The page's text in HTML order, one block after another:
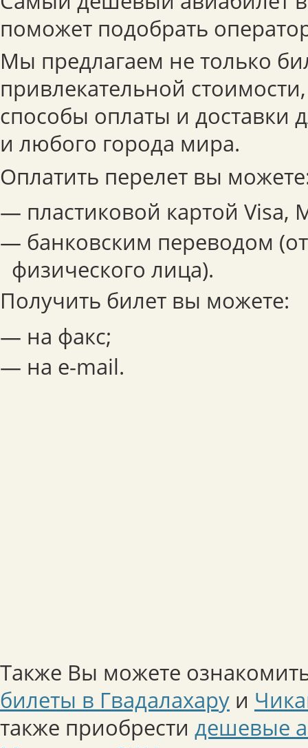
поможет подобрать
Мы предлагаем не только
привлекательной
способы оплаты и доставки
и любого города мира.
Оплатить перелет вы
— пластиковой картой Visa,
— банковским переводом
физического лица).
Получить билет вы можете:
— на факс;
— на e-mail.
Также Вы можете
билеты в Гвадалахару и
также приобрести дешевые